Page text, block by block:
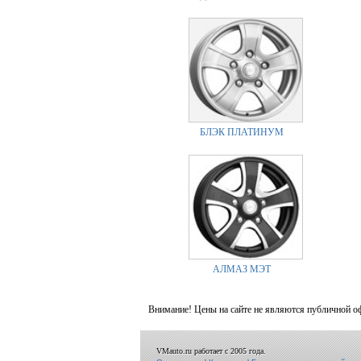
БЛЭК ПЛАТИНУМ
АЛМАЗ МЭТ
Внимание! Цены на сайте не являются публичной
VMauto.ru работает с 2005 года.